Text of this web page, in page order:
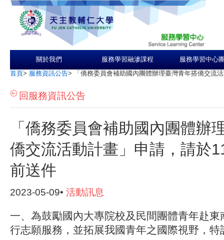
關於我們 服務學習融滲課程 服務學習中心
首頁> 服務資訊公告> 「僑務委員會補助國內團體辦理臺灣青年搭僑交流
回服務資訊公告
「僑務委員會補助國內團體辦
僑交流活動計畫」申請，請於
前送件
2023-05-09• 活動訊息
一、為鼓勵國內大專院校及民間團體青年赴東
行志願服務，並拓展我國青年之國際視野，特